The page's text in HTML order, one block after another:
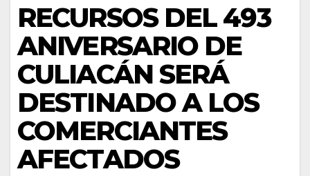
RECURSOS DEL 493
ANIVERSARIO DE
CULIACÁN SERÁ
DESTINADO A LOS
COMERCIANTES
AFECTADOS